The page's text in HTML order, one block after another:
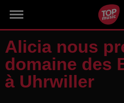
Alicia nous
domaine des
à Uhrwiller